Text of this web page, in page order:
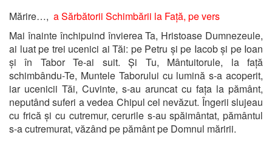
Mărire…, a Sărbătorii Schimbării la Față, pe vers
Mai înainte închipuind învierea Ta, Hristoase Dumnezeule,
ai luat pe trei ucenici ai Tăi: pe Petru și pe Iacob și pe Ioan
și în Tabor Te-ai suit. Și Tu, Mântuitorule, la față
schimbându-Te, Muntele Taborului cu lumină s-a acoperit,
iar ucenicii Tăi, Cuvinte, s-au aruncat cu fața la pământ,
neputând suferi a vedea Chipul cel nevăzut. Îngerii slujeau
cu frică și cu cutremur, cerurile s-au spăimântat, pământul
s-a cutremurat, văzând pe pământ pe Domnul măririi.